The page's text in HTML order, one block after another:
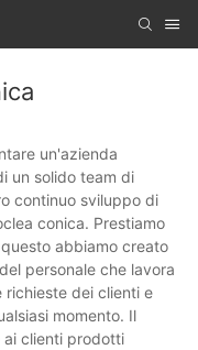
un'azienda
un solido team di
continuo sviluppo di
conica. Prestiamo
abbiamo creato
personale che lavora
richieste dei clienti e
momento. Il
ai clienti prodotti